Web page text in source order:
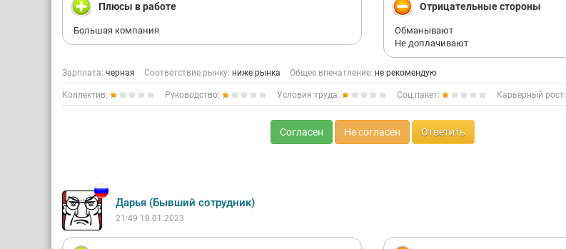
Плюсы в работе
Большая компания
Отрицательные стороны
Обманывают
Не доплачивают
Зарплата: черная Соответствие рынку: ниже рынка Общее впечатление: не рекомендую
Коллектив: Руководство: Условия труда: Соц.пакет: Карьерный рост:
Согласен Не согласен Ответить
Дарья (Бывший сотрудник)
21:49 18.01.2023